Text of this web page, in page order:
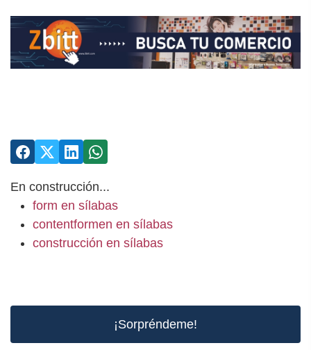
En construcción...
form en sílabas
contentformen en sílabas
construcción en sílabas
¡Sorpréndeme!